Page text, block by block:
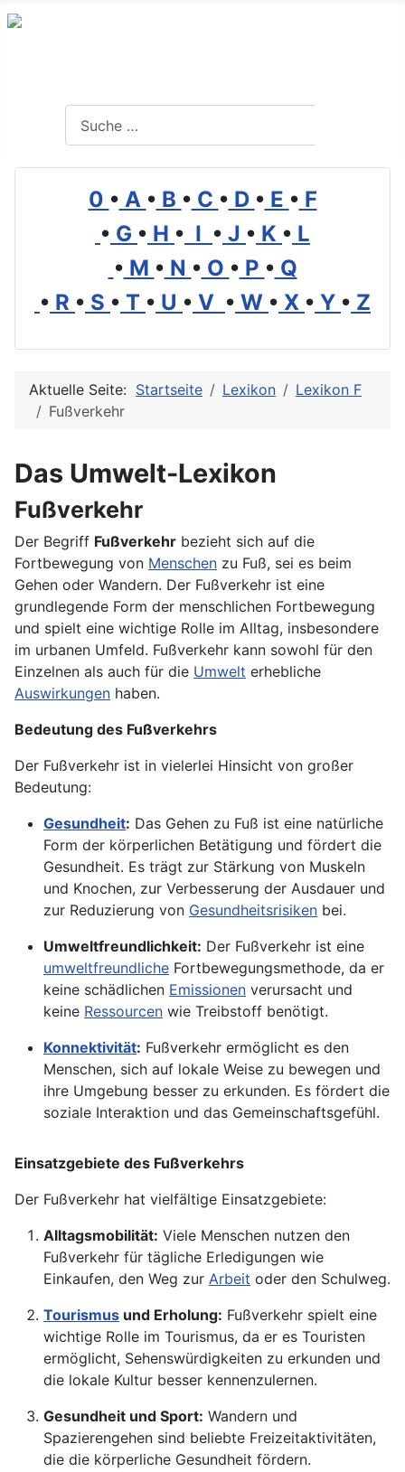
0 • A • B • C • D • E • F
• G • H • I • J • K • L
• M • N • O • P • Q
• R • S • T • U • V • W • X • Y • Z
Aktuelle Seite: Startseite Lexikon
Lexikon F
Fußverkehr
Das Umwelt-Lexikon
Fußverkehr
Der Begriff Fußverkehr bezieht sich auf die
Fortbewegung von Menschen zu Fuß, sei es beim
Gehen oder Wandern. Der Fußverkehr ist eine
grundlegende Form der menschlichen Fortbewegung
und spielt eine wichtige Rolle im Alltag, insbesondere
im urbanen Umfeld. Fußverkehr kann sowohl für den
Einzelnen als auch für die Umwelt erhebliche
Auswirkungen haben.
Bedeutung des Fußverkehrs
Der Fußverkehr ist in vielerlei Hinsicht von großer
Bedeutung:
Gesundheit: Das Gehen zu Fuß ist eine natürliche
Form der körperlichen Betätigung und fördert die
Gesundheit. Es trägt zur Stärkung von Muskeln
und Knochen, zur Verbesserung der Ausdauer und
zur Reduzierung von Gesundheitsrisiken bei.
Umweltfreundlichkeit: Der Fußverkehr ist eine
umweltfreundliche Fortbewegungsmethode, da er
keine schädlichen Emissionen verursacht und
keine Ressourcen wie Treibstoff benötigt.
Konnektivität: Fußverkehr ermöglicht es den
Menschen, sich auf lokale Weise zu bewegen und
ihre Umgebung besser zu erkunden. Es fördert die
soziale Interaktion und das Gemeinschaftsgefühl.
Einsatzgebiete des Fußverkehrs
Der Fußverkehr hat vielfältige Einsatzgebiete:
Alltagsmobilität: Viele Menschen nutzen den
Fußverkehr für tägliche Erledigungen wie
Einkaufen, den Weg zur Arbeit oder den Schulweg.
Tourismus und Erholung: Fußverkehr spielt eine
wichtige Rolle im Tourismus, da er es Touristen
ermöglicht, Sehenswürdigkeiten zu erkunden und
die lokale Kultur besser kennenzulernen.
Gesundheit und Sport: Wandern und
Spazierengehen sind beliebte Freizeitaktivitäten,
die die körperliche Gesundheit fördern.